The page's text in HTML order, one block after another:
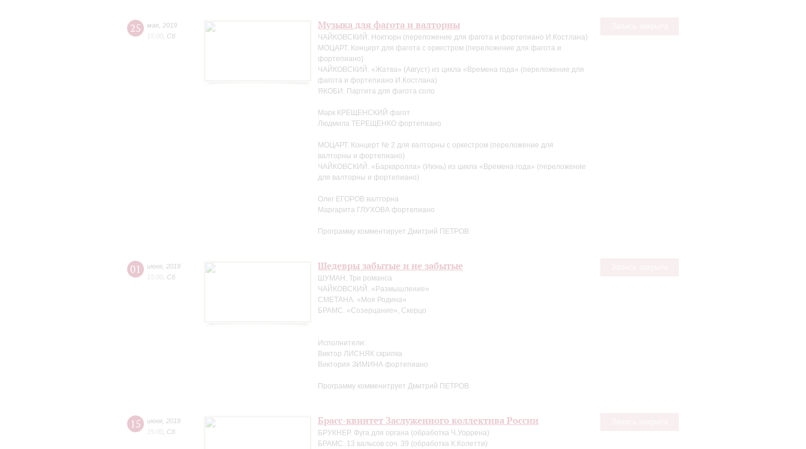
25 мая 2019
15:00 Сб
Музыка для фагота и валторны
ЧАЙКОВСКИЙ. Ноктюрн (переложение для фагота и фортепиано И.Костлана)
МОЦАРТ. Концерт для фагота с оркестром (переложение для фагота и
фортепиано)
ЧАЙКОВСКИЙ. «Жатва» (Август) из цикла «Времена года» (переложение для
фагота и фортепиано И.Костлана)
ЯКОБИ. Партита для фагота соло
Марк КРЕЩЕНСКИЙ фагот
Людмила ТЕРЕЩЕНКО фортепиано
МОЦАРТ. Концерт № 2 для валторны с оркестром (переложение для
валторны и фортепиано)
ЧАЙКОВСКИЙ. «Баркаролла» (Июнь) из цикла «Времена года» (переложение
для валторны и фортепиано)
Олег ЕГОРОВ валторна
Маргарита ГЛУХОВА фортепиано
Программу комментирует Дмитрий ПЕТРОВ
01 июня 2019
15:00 Сб
Шедевры забытые и не забытые
ШУМАН. Три романса
ЧАЙКОВСКИЙ. «Размышление»
СМЕТАНА. «Моя Родина»
БРАМС. «Созерцание», Скерцо
Исполнители:
Виктор ЛИСНЯК скрипка
Виктория ЗИМИНА фортепиано
Программу комменитрует Дмитрий ПЕТРОВ
15 июня 2019
15:00 Сб
Брасс-квинтет Заслуженного коллектива России
БРУКНЕР. Фуга для органа (обработка Ч.Уоррена)
БРАМС. 13 вальсов соч. 39 (обработка К.Колетти)